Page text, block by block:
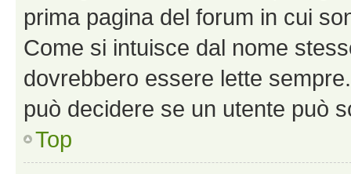
prima pagina del forum in cui
Come si intuisce dal nome
dovrebbero essere lette
può decidere se un utente può
Top